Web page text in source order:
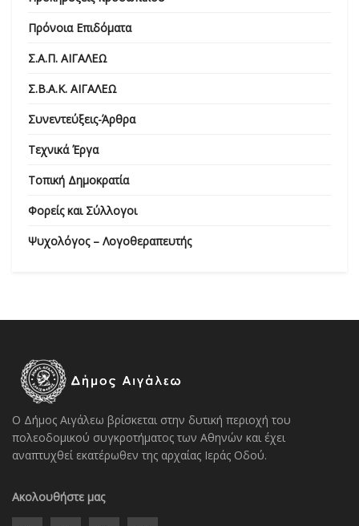
Πρόνοια Επιδόματα
Σ.Α.Π. ΑΙΓΑΛΕΩ
Σ.Β.Α.Κ. ΑΙΓΑΛΕΩ
Συνεντεύξεις-Άρθρα
Τεχνικά Έργα
Τοπική Δημοκρατία
Φορείς και Σύλλογοι
Ψυχολόγος – Λογοθεραπευτής
Ο Δήμος Αιγάλεω βρίσκεται στην δυτική περιοχή του
πολεοδομικού συγκροτήματος των Αθηνών και έχει
αναπτυχθεί εκατέρωθεν της αρχαίας Ιεράς Οδού.
Ακολουθήστε μας